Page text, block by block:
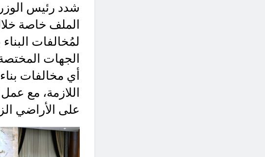
شدد رئيس
الملف خاصة
لمُخالفات
الجهات
أي مخالفات
اللازمة، مع
على الأراضي